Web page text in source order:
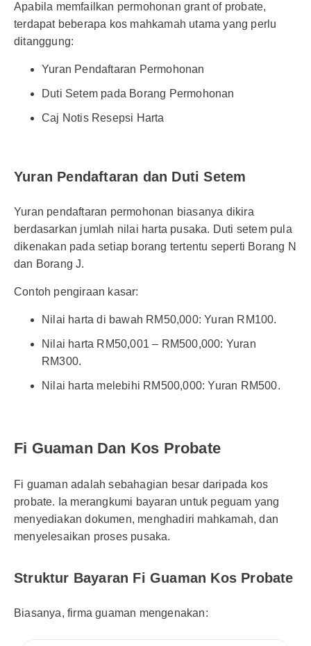
Apabila memfailkan permohonan grant of probate,
terdapat beberapa kos mahkamah utama yang perlu
ditanggung:
Yuran Pendaftaran Permohonan
Duti Setem pada Borang Permohonan
Caj Notis Resepsi Harta
Yuran Pendaftaran dan Duti Setem
Yuran pendaftaran permohonan biasanya dikira
berdasarkan jumlah nilai harta pusaka. Duti setem pula
dikenakan pada setiap borang tertentu seperti Borang N
dan Borang J.
Contoh pengiraan kasar:
Nilai harta di bawah RM50,000: Yuran RM100.
Nilai harta RM50,001 – RM500,000: Yuran
RM300.
Nilai harta melebihi RM500,000: Yuran RM500.
Fi Guaman Dan Kos Probate
Fi guaman adalah sebahagian besar daripada kos
probate. Ia merangkumi bayaran untuk peguam yang
menyediakan dokumen, menghadiri mahkamah, dan
menyelesaikan proses pusaka.
Struktur Bayaran Fi Guaman Kos Probate
Biasanya, firma guaman mengenakan: